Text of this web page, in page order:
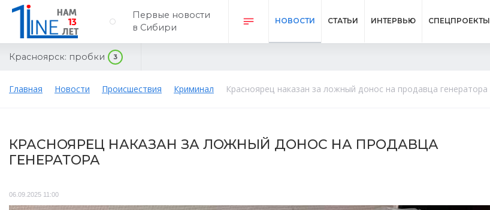
Первые новости
в Сибири
НОВОСТИ СТАТЬИ ИНТЕРВЬЮ СПЕЦПРОЕКТЫ
Красноярск: пробки 3
Главная Новости Происшествия Криминал Красноярец наказан за ложный донос на продавца генератора
КРАСНОЯРЕЦ НАКАЗАН ЗА ЛОЖНЫЙ ДОНОС НА ПРОДАВЦА
ГЕНЕРАТОРА
06.09.2025 11:00